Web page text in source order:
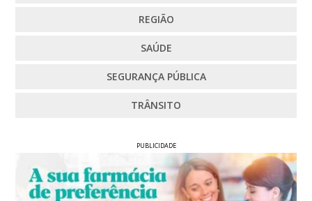
REGIÃO
SAÚDE
SEGURANÇA PÚBLICA
TRÂNSITO
PUBLICIDADE